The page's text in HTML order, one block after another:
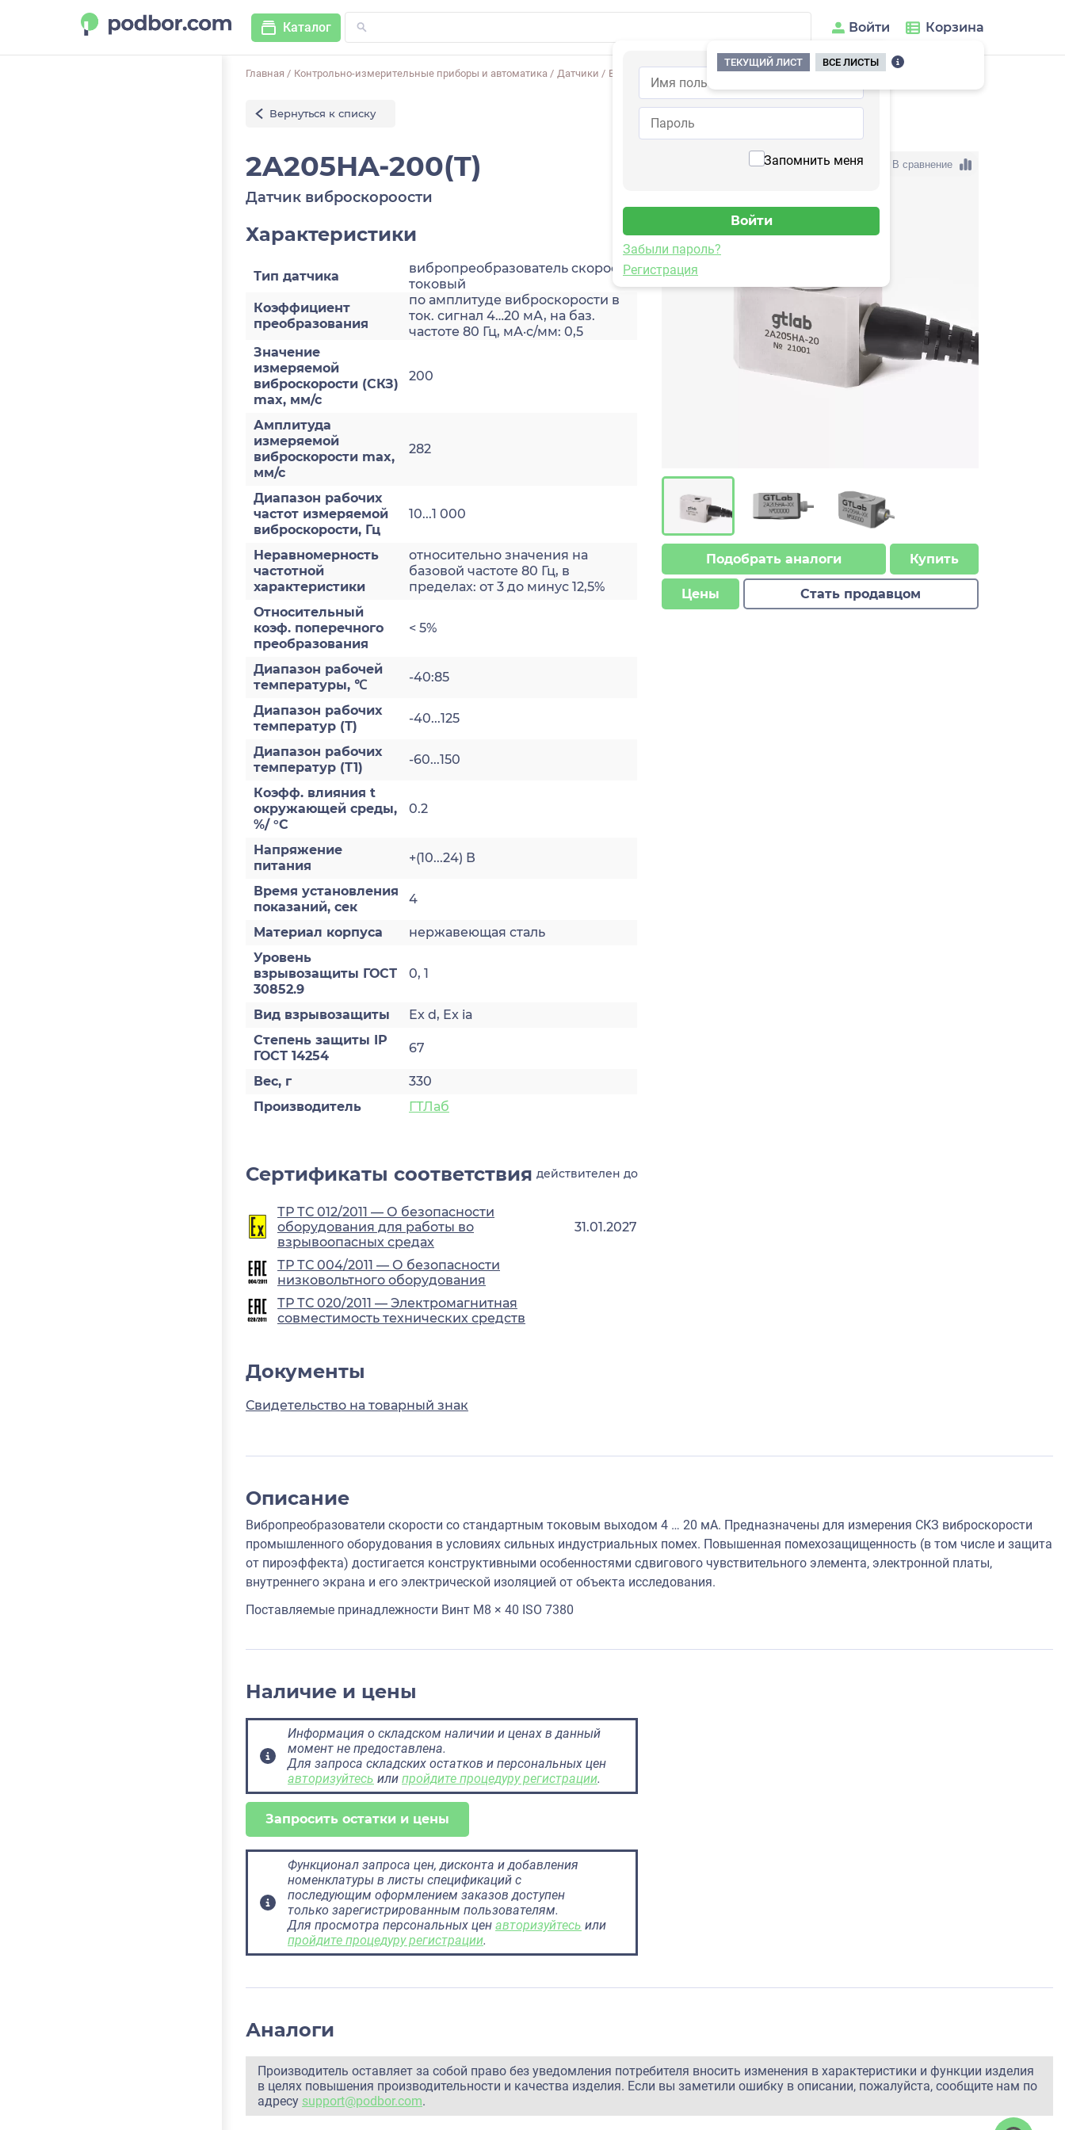
Каталог Войти
Запомнить меня
Забыли пароль?
Регистрация
Корзина
ТЕКУЩИЙ ЛИСТ
ВСЕ ЛИСТЫ
Главная / Контрольно-измерительные приборы и автоматика / Датчики / Виброскорости 2A205HA-200(T)
Вернуться к списку
2A205HA-200(T)
Датчик виброскороости
Характеристики
Тип датчика
вибропреобразователь скорости,
токовый
Коэффициент
преобразования
по амплитуде виброскорости в
ток. сигнал 4…20 мА, на баз.
частоте 80 Гц, мА·с/мм: 0,5
Значение
измеряемой
виброскорости (СКЗ)
max, мм/с
200
Амплитуда
измеряемой
виброскорости max,
мм/с
282
Диапазон рабочих
частот измеряемой
виброскорости, Гц
10...1 000
Неравномерность
частотной
характеристики
относительно значения на
базовой частоте 80 Гц, в
пределах: от 3 до минус 12,5%
Относительный
коэф. поперечного
преобразования
< 5%
Диапазон рабочей
температуры, ℃
-40:85
Диапазон рабочих
температур (Т)
-40...125
Диапазон рабочих
температур (Т1)
-60...150
Коэфф. влияния t
окружающей среды,
%/ °С
0.2
Напряжение
питания
+(10...24) В
Время установления
показаний, сек
4
Материал корпуса
нержавеющая сталь
Уровень
взрывозащиты ГОСТ
30852.9
0, 1
Вид взрывозащиты
Ex d, Ex ia
Степень защиты IP
ГОСТ 14254
67
Вес, г
330
Производитель
ГТЛаб
В сравнение
Подобрать аналоги Купить
Цены Стать продавцом
Сертификаты соответствия действителен до
ТР ТС 012/2011 — О безопасности
оборудования для работы во
взрывоопасных средах
31.01.2027
ТР ТС 004/2011 — О безопасности
низковольтного оборудования
ТР ТС 020/2011 — Электромагнитная
совместимость технических средств
Документы
Свидетельство на товарный знак
Описание
Вибропреобразователи скорости со стандартным токовым выходом 4 … 20 мА. Предназначены для измерения СКЗ виброскорости
промышленного оборудования в условиях сильных индустриальных помех. Повышенная помехозащищенность (в том числе и защита
от пироэффекта) достигается конструктивными особенностями сдвигового чувствительного элемента, электронной платы,
внутреннего экрана и его электрической изоляцией от объекта исследования.
Поставляемые принадлежности Винт M8 × 40 ISO 7380
Наличие и цены
Информация о складском наличии и ценах в данный
момент не предоставлена.
Для запроса складских остатков и персональных цен
авторизуйтесь или пройдите процедуру регистрации.
Запросить остатки и цены
Функционал запроса цен, дисконта и добавления
номенклатуры в листы спецификаций с
последующим оформлением заказов доступен
только зарегистрированным пользователям.
Для просмотра персональных цен авторизуйтесь или
пройдите процедуру регистрации.
Аналоги
Производитель оставляет за собой право без уведомления потребителя вносить изменения в характеристики и функции изделия
в целях повышения производительности и качества изделия. Если вы заметили ошибку в описании, пожалуйста, сообщите нам по
адресу support@podbor.com.